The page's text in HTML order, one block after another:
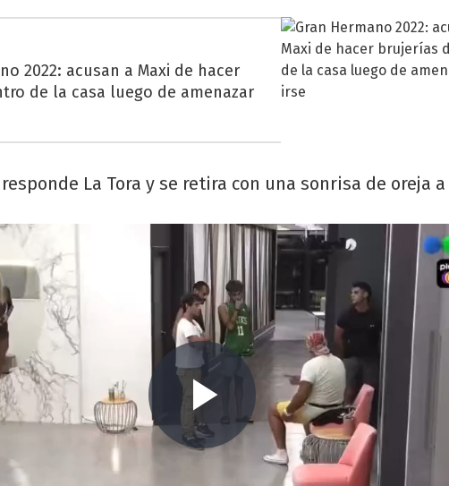
2022: acusan a Maxi de hacer
de la casa luego de amenazar
La Tora y se retira con una sonrisa de oreja a